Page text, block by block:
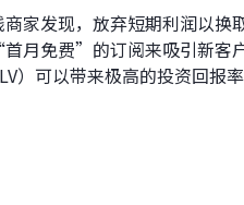
家发现，放弃短期利润以换
月免费”的订阅来吸引新客
）可以带来极高的投资回报率